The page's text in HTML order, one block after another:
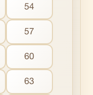
54
57
60
63